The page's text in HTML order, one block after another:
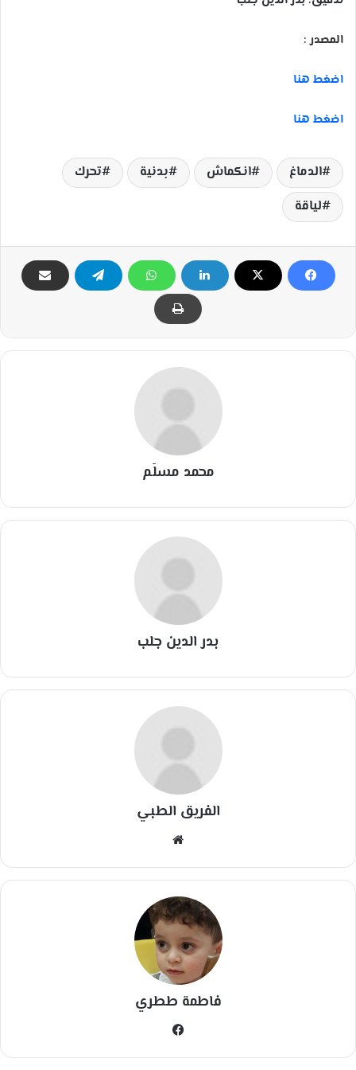
المصدر :
اضغط هنا
اضغط هنا
الدماغ انكماش بدنية
تحرك
لياقة
محمد مسلّم
بدر الدين جلب
الفريق الطبي
الوي
ب
فاطمة ططري